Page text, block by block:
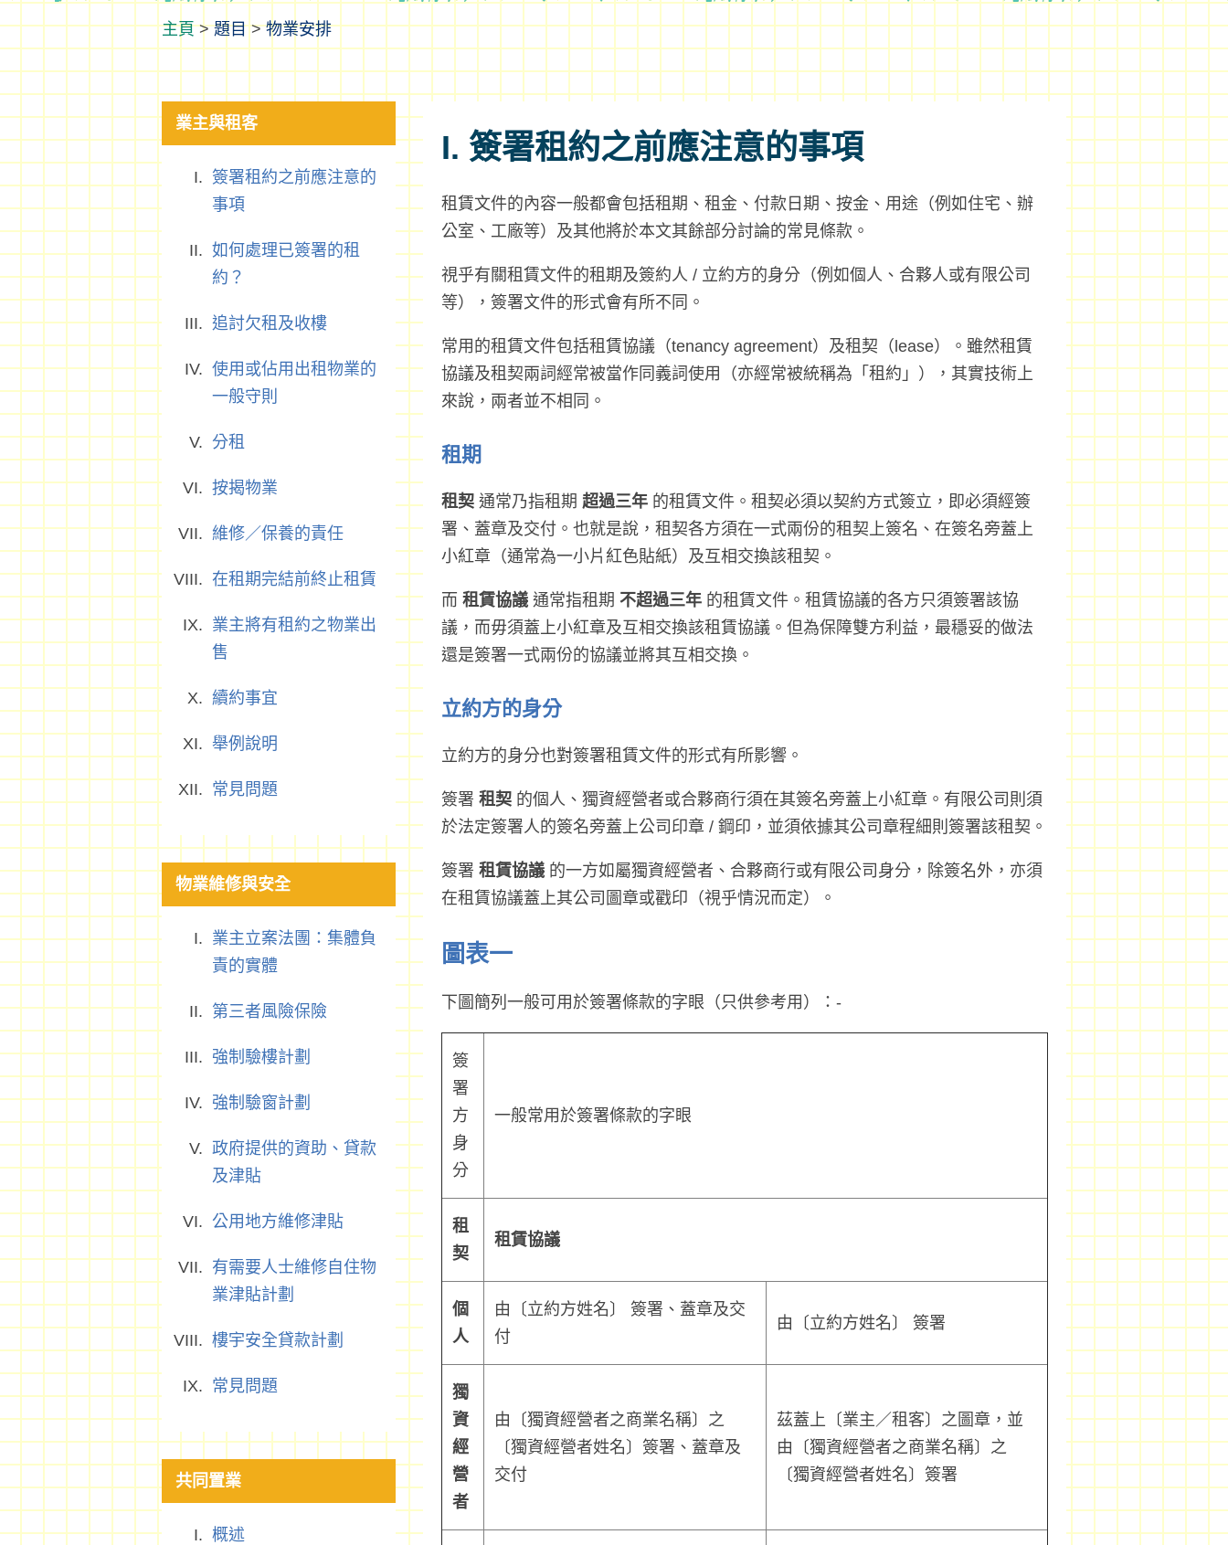
>題目>物業安排
I. 簽署租約之前應注意的事項
租賃文件的內容一般都會包括租期、租金、付款日期、按金、用途（例如住宅、辦
公室、工廠等）及其他將於本文其餘部分討論的常見條款。
視乎有關租賃文件的租期及簽約人 / 立約方的身分（例如個人、合夥人或有限公司
等），簽署文件的形式會有所不同。
常用的租賃文件包括租賃協議（tenancy agreement）及租契（lease）。雖然租賃
協議及租契兩詞經常被當作同義詞使用（亦經常被統稱為「租約」），其實技術上
來說，兩者並不相同。
租期
租契通常乃指租期 超過三年的租賃文件。租契必須以契約方式簽立，即必須經簽
署、蓋章及交付。也就是說，租契各方須在一式兩份的租契上簽名、在簽名旁蓋上
小紅章（通常為一小片紅色貼紙）及互相交換該租契。
而 租賃協議通常指租期 不超過三年的租賃文件。租賃協議的各方只須簽署該協
議，而毋須蓋上小紅章及互相交換該租賃協議。但為保障雙方利益，最穩妥的做法
還是簽署一式兩份的協議並將其互相交換。
立約方的身分
立約方的身分也對簽署租賃文件的形式有所影響。
簽署 租契的個人、獨資經營者或合夥商行須在其簽名旁蓋上小紅章。有限公司則須
於法定簽署人的簽名旁蓋上公司印章 / 鋼印，並須依據其公司章程細則簽署該租契。
簽署 租賃協議的一方如屬獨資經營者、合夥商行或有限公司身分，除簽名外，亦須
在租賃協議蓋上其公司圖章或戳印（視乎情況而定）。
圖表一
下圖簡列一般可用於簽署條款的字眼（只供參考用）：-
簽
署
方
身
分
一般常用於簽署條款的字眼
租
契
租賃協議
個
人
由〔立約方姓名〕 簽署、蓋章及交
付
由〔立約方姓名〕 簽署
獨
資
經
營
者
由〔獨資經營者之商業名稱〕之
〔獨資經營者姓名〕簽署、蓋章及
交付
茲蓋上〔業主／租客〕之圖章，並
由〔獨資經營者之商業名稱〕之
〔獨資經營者姓名〕簽署
業主與租客
簽署租約之前應注意的
事項
如何處理已簽署的租
約？
追討欠租及收樓
使用或佔用出租物業的
一般守則
分租
按揭物業
維修／保養的責任
在租期完結前終止租賃
業主將有租約之物業出
售
續約事宜
舉例說明
常見問題
物業維修與安全
業主立案法團：集體負
責的實體
第三者風險保險
強制驗樓計劃
強制驗窗計劃
政府提供的資助、貸款
及津貼
公用地方維修津貼
有需要人士維修自住物
業津貼計劃
樓宇安全貸款計劃
常見問題
共同置業
概述